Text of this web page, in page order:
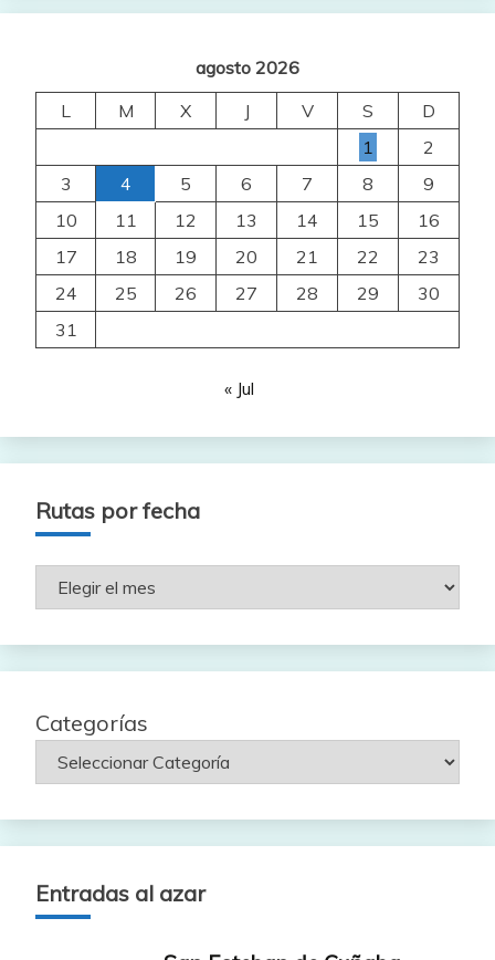
agosto 2026
L
M X J V S
D
1
2
3
4 5 6 7 8
9
10
11 12 13 14 15
16
17
18 19 20 21 22
23
24
25 26 27 28 29
30
31
« Jul
Rutas por fecha
Rutas
por
Categorías
Entradas al azar